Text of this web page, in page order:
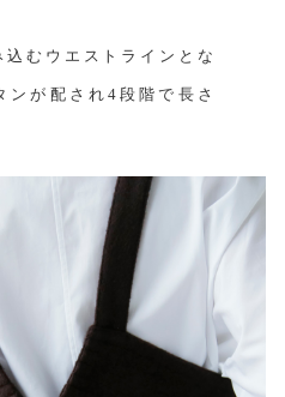
むウエストラインとな
ンが配され4段階で長さ